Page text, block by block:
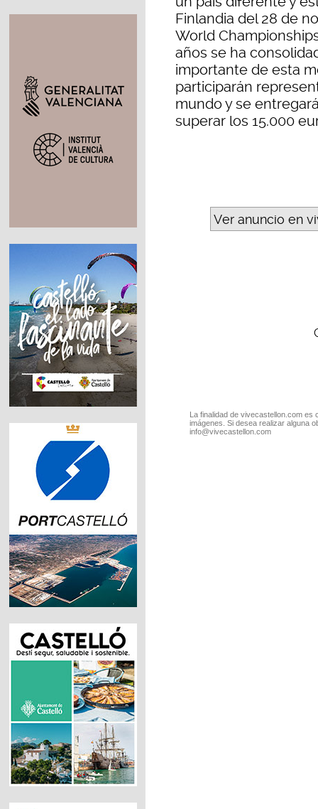
Finlandia del 28 de
World
años se ha
importante de esta
participarán
mundo y se
superar los 15.000
Ver anuncio en
La finalidad de vivecastellon.com
imágenes. Si desea realizar alguna
info@vivecastellon.com